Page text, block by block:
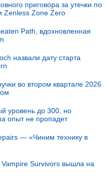
приговора за утечки по
Zenless Zone Zero
Path, вдохновленная
назвали дату старта
во втором квартале 2026
уровень до 300, но
опыт не пропадет
— «Чиним технику в
Vampire Survivors вышла на